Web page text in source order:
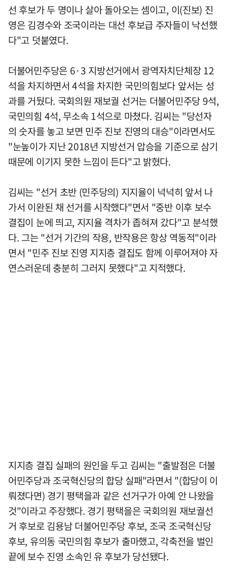
선 후보가 두 명이나 살아 돌아오는 셈이고, 이(진보) 진
영은 김경수와 조국이라는 대선 후보급 주자들이 낙선했
다"고 덧붙였다.
더불어민주당은 6·3 지방선거에서 광역자치단체장 12
석을 차지하면서 4석을 차지한 국민의힘보다 앞서는 성
과를 거뒀다. 국회의원 재보궐 선거는 더불어민주당 9석,
국민의힘 4석, 무소속 1석으로 마쳤다. 김씨는 "당선자
의 숫자를 놓고 보면 민주 진보 진영의 대승"이라면서도
"눈높이가 지난 2018년 지방선거 압승을 기준으로 삼기
때문에 이기지 못한 느낌이 든다"고 밝혔다.
김씨는 "선거 초반 (민주당의) 지지율이 넉넉히 앞서 나
가서 이완된 채 선거를 시작했다"면서 "중반 이후 보수
결집이 눈에 띄고, 지지율 격차가 좁혀져 갔다"고 분석했
다. 그는 "선거 기간의 작용, 반작용은 항상 역동적"이라
면서 "민주 진보 진영 지지층 결집도 함께 이루어져야 자
연스러운데 충분히 그러지 못했다"고 지적했다.
지지층 결집 실패의 원인을 두고 김씨는 "출발점은 더불
어민주당과 조국혁신당의 합당 실패"라면서 "(합당이 이
뤄졌다면) 경기 평택을과 같은 선거구가 아예 안 나왔을
것"이라고 주장했다. 경기 평택을은 국회의원 재보궐선
거 후보로 김용남 더불어민주당 후보, 조국 조국혁신당
후보, 유의동 국민의힘 후보가 출마했고, 각축전을 벌인
끝에 보수 진영 소속인 유 후보가 당선됐다.